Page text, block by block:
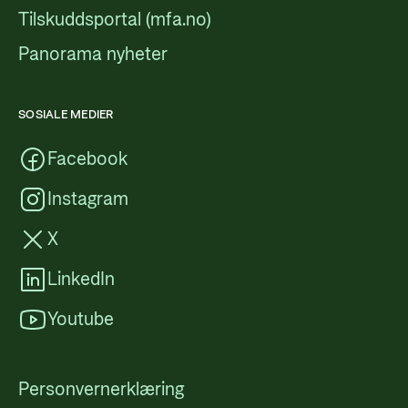
Tilskuddsportal (mfa.no)
Panorama nyheter
SOSIALE MEDIER
Facebook
Instagram
X
LinkedIn
Youtube
Personvernerklæring